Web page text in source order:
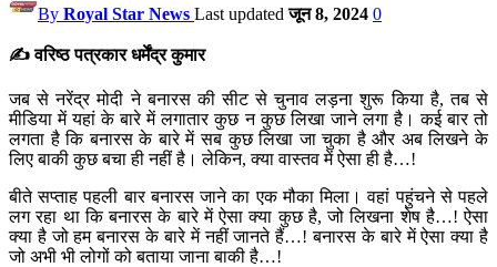
By Royal Star News Last updatedजून 8, 2024 0
✍️वरिष्ठ पत्रकार धर्मेंद्र कुमार
जब से नरेंद्र मोदी ने बनारस की सीट से चुनाव लड़ना शुरू किया है, तब से
मीडिया में यहां के बारे में लगातार कुछ न कुछ लिखा जाने लगा है। कई बार तो
लगता है कि बनारस के बारे में सब कुछ लिखा जा चुका है और अब लिखने के
लिए बाकी कुछ बचा ही नहीं है। लेकिन, क्या वास्तव में ऐसा ही है…!
बीते सप्ताह पहली बार बनारस जाने का एक मौका मिला। वहां पहुंचने से पहले
लग रहा था कि बनारस के बारे में ऐसा क्या कुछ है, जो लिखना शेष है…! ऐसा
क्या है जो हम बनारस के बारे में नहीं जानते हैं…! बनारस के बारे में ऐसा क्या है
जो अभी भी लोगों को बताया जाना बाकी है…!